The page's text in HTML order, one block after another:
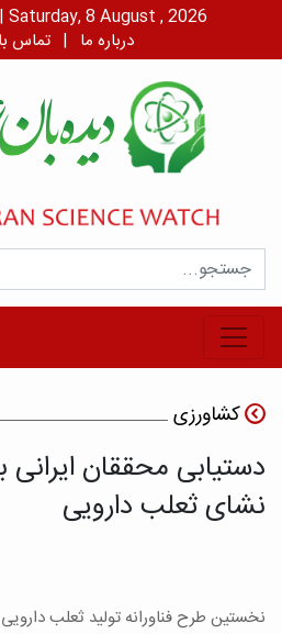
شنبه، ۱۷ مرداد، ۱۴۰۵ | Saturday, 8 August , 2026
درباره ما | تماس
کشاورزی
دستیابی محققان ایرانی
نشای ثعلب دارویی
نخستین طرح فناورانه تولید ثعلب دارویی